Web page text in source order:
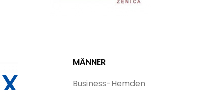
MÄNNER
Business-Hemden